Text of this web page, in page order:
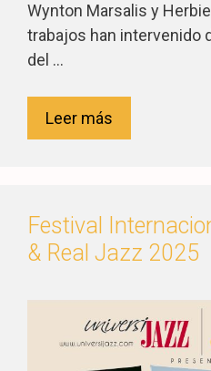
Wynton Marsalis y
trabajos han intervenido
del …
Leer más
Festival
& Real Jazz 2025